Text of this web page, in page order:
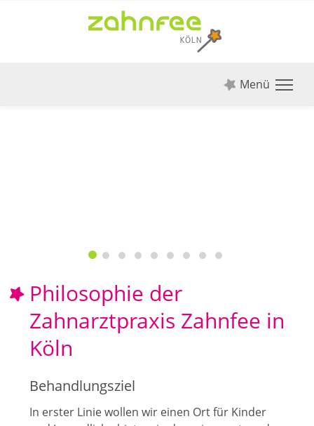
Menü
Philosophie der
Zahnarztpraxis Zahnfee in
Köln
Behandlungsziel
In erster Linie wollen wir einen Ort für Kinder